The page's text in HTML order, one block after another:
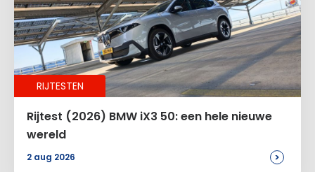
RIJTESTEN
Rijtest (2026) BMW iX3 50: een hele nieuwe
wereld
2 aug 2026 >